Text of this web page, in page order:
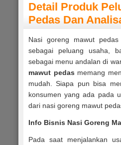
Detail Produk
Pedas Dan
Nasi goreng mawut
sebagai peluang usaha,
sebagai menu andalan di
mawut pedas memang
mudah. Siapa pun bisa
konsumen yang ada pada
dari nasi goreng mawut
Info Bisnis Nasi Goreng
Pada saat menjalankan